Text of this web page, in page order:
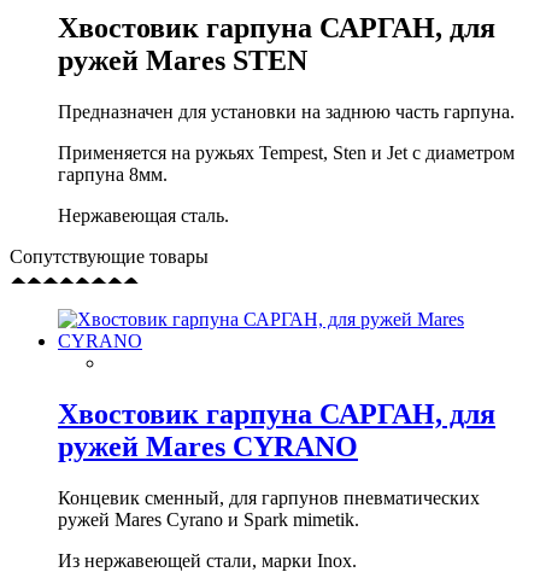
Хвостовик гарпуна САРГАН, для
ружей Mares STEN
Предназначен для установки на заднюю часть гарпуна.
Применяется на ружьях Tempest, Sten и Jet с диаметром
гарпуна 8мм.
Нержавеющая сталь.
Сопутствующие товары
Хвостовик гарпуна САРГАН, для
ружей Mares CYRANO
Концевик сменный, для гарпунов пневматических
ружей Mares Cyrano и Spark mimetik.
Из нержавеющей стали, марки Inox.